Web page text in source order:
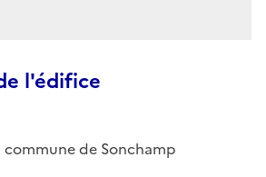
l'édifice
de Sonchamp